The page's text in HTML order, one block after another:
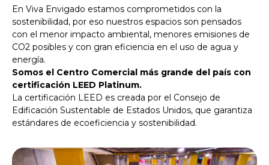
En Viva Envigado estamos comprometidos con la
sostenibilidad, por eso nuestros espacios son pensados
con el menor impacto ambiental, menores emisiones de
CO2 posibles y con gran eficiencia en el uso de agua y
energía.
Somos el Centro Comercial más grande del país con
certificación LEED Platinum.
La certificación LEED es creada por el Consejo de
Edificación Sustentable de Estados Unidos, que garantiza
estándares de ecoeficiencia y sostenibilidad.